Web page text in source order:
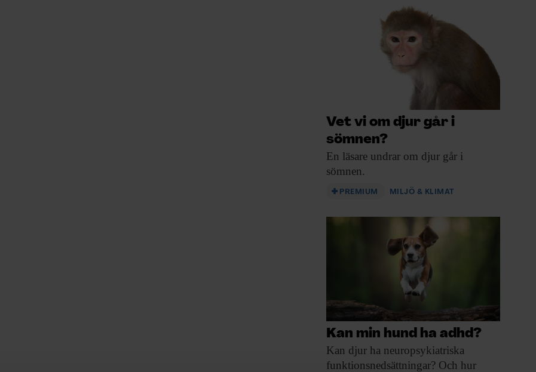
Vet vi om djur går i
sömnen?
En läsare undrar om djur går i
sömnen.
PREMIUM MILJÖ & KLIMAT
Kan min hund ha adhd?
Kan djur ha neuropsykiatriska
funktionsnedsättningar? Och hur